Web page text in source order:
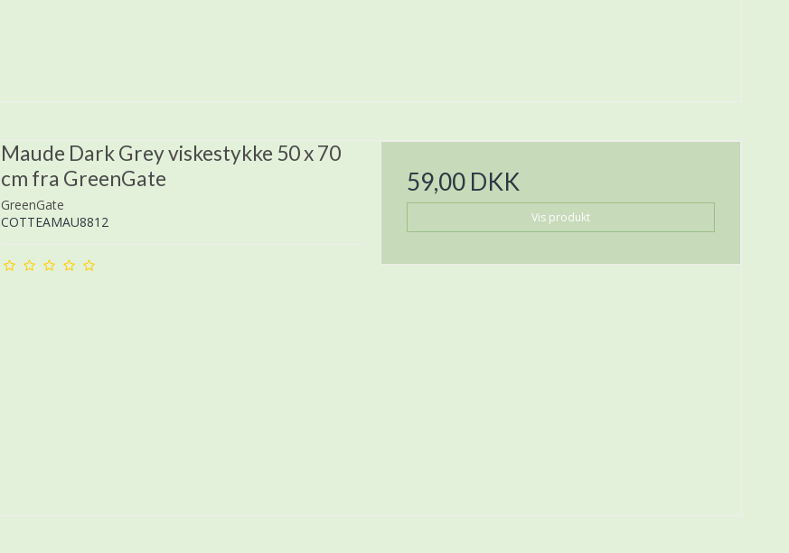
Maude Dark Grey viskestykke 50 x 70
cm fra GreenGate
GreenGate
COTTEAMAU8812
59,00 DKK
Vis produkt